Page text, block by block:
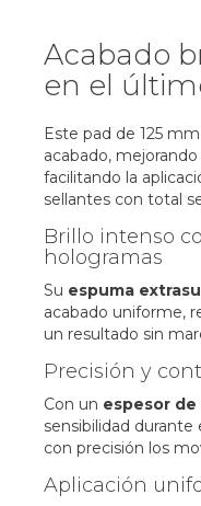
Acabado
en el
Este pad de 125
acabado,
facilitando la
sellantes con total
Brillo intenso
hologramas
Su espuma
acabado uniforme,
un resultado sin
Precisión y
Con un espesor de
sensibilidad
con precisión los
Aplicación